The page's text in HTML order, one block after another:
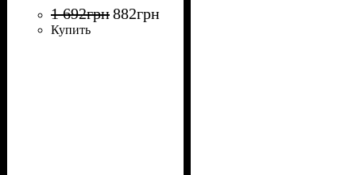
1 692грн882грн
Купить